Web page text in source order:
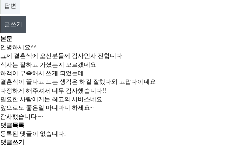
답변
글쓰기
본문
안녕하세요^^
그제 결혼식에 오신분들께 감사인사 전합니다
식사는 잘하고 가셨는지 모르겠네요
하객이 부족해서 쓰게 되었는데
결혼식이 끝나고 드는 생각은 하길 잘했다와 고맙다이네요
다정하게 해주셔서 너무 감사했습니다!!
필요한 사람에게는 최고의 서비스네요
앞으로도 좋은일 마니마니 하세요~
감사했습니다~~
댓글목록
등록된 댓글이 없습니다.
댓글쓰기